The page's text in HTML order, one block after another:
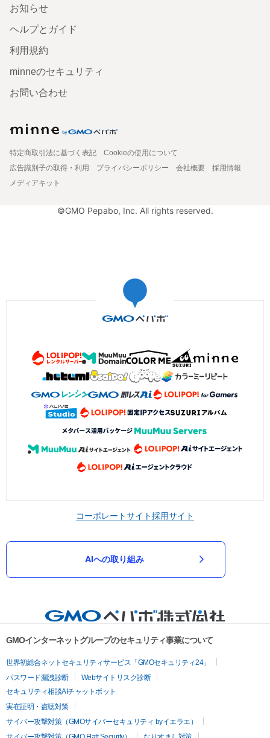
お知らせ
ヘルプとガイド
利用規約
minneのセキュリティ
お問い合わせ
特定商取引法に基づく表記
Cookieの使用について
広告識別子の取得・利用
プライバシーポリシー 会社概要
採用情報
メディアキット
©GMO Pepabo, Inc. All rights reserved.
コーポレートサイト採用サイト
AIへの取り組み
GMOインターネットグループのセキュリティ事業について
世界初総合ネットセキュリティサービス「GMOセキュリティ24」
パスワード漏洩診断
Webサイトリスク診断
セキュリティ相談AIチャットボット
実在証明・盗聴対策
サイバー攻撃対策（GMOサイバーセキュリティ byイエラエ）